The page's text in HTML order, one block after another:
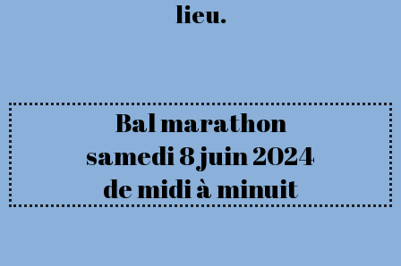
lieu.
Bal marathon
samedi 8 juin 2024
de midi à minuit